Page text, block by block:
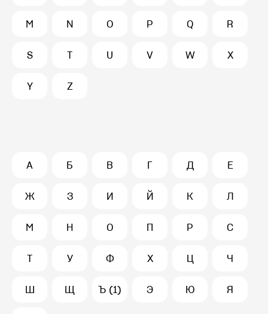
M N O P Q R
S T U V W X
Y Z
А Б В Г Д Е
Ж З И Й К Л
М Н О П Р С
Т У Ф Х Ц Ч
Ш Щ Ъ (1) Э Ю Я